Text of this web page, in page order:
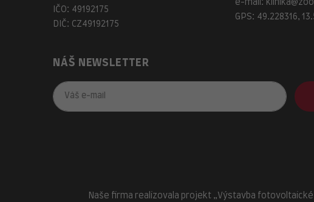
IČO: 49192175
DIČ: CZ49192175
e-mail:
GPS: 49.228316,
NÁŠ NEWSLETTER
Naše firma realizovala projekt „Výstavba